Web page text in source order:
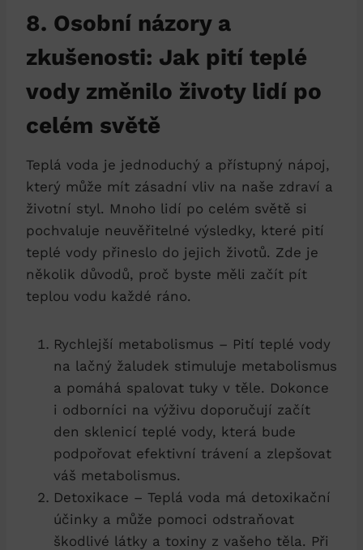
8. Osobní názory a
zkušenosti: Jak pití teplé
vody změnilo životy lidí po
celém světě
Teplá voda je jednoduchý a přístupný nápoj,
který může mít zásadní vliv na naše zdraví a
životní styl. Mnoho lidí po celém světě si
pochvaluje neuvěřitelné výsledky, které pití
teplé vody přineslo do jejich životů. Zde je
několik důvodů, proč byste měli začít pít
teplou vodu každé ráno.
Rychlejší metabolismus – Pití teplé vody
na lačný žaludek stimuluje metabolismus
a pomáhá spalovat tuky v těle. Dokonce
i odborníci na výživu doporučují začít
den sklenicí teplé vody, která bude
podpořovat efektivní trávení a zlepšovat
váš metabolismus.
Detoxikace – Teplá voda má detoxikační
účinky a může pomoci odstraňovat
škodlivé látky a toxiny z vašeho těla. Při